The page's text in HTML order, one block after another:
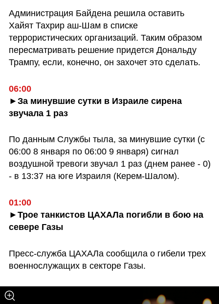
Администрация Байдена решила оставить
Хайят Тахрир аш-Шам в списке
террористических организаций. Таким образом
пересматривать решение придется Дональду
Трампу, если, конечно, он захочет это сделать.
06:00
►За минувшие сутки в Израиле сирена
звучала 1 раз
По данным Службы тыла, за минувшие сутки (с
06:00 8 января по 06:00 9 января) сигнал
воздушной тревоги звучал 1 раз (днем ранее - 0)
- в 13:37 на юге Израиля (Керем-Шалом).
01:00
►Трое танкистов ЦАХАЛа погибли в бою на
севере Газы
Пресс-служба ЦАХАЛа сообщила о гибели трех
военнослужащих в секторе Газы.